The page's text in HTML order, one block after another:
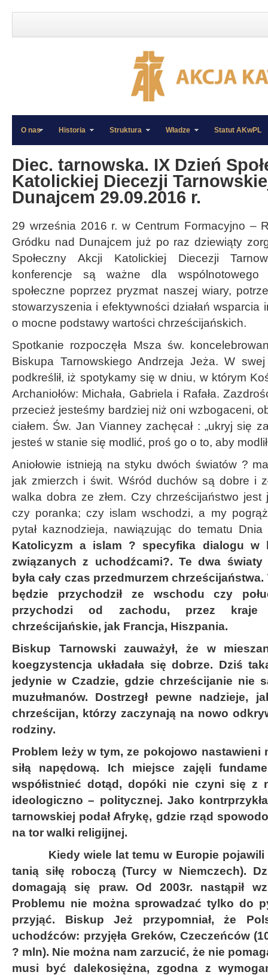
»
»
O nas Historia Struktura Władze Statut AKwPL
Diec. tarnowska. IX Dzień
Katolickiej Diecezji
Dunajcem 29.09.2016 r.
29 września 2016 r. w Centrum Formacyjno –
Gródku nad Dunajcem już po raz dziewiąty
Społeczny Akcji Katolickiej Diecezji
konferencje są ważne dla
społeczne poprzez pryzmat naszej wiary,
stowarzyszenia i efektywności działań wsparcia
o mocne podstawy wartości chrześcijańskich.
Spotkanie rozpoczęła Msza św.
Biskupa Tarnowskiego Andrzeja Jeża. W
podkreślił, iż spotykamy się w dniu, w którym
Archaniołów: Michała, Gabriela i Rafała.
przecież jesteśmy bardziej niż oni wzbogaceni,
ciałem. Św. Jan Vianney zachęcał : „ukryj się
jesteś w stanie się modlić, proś go o to, aby
Aniołowie istnieją na styku dwóch światów ?
jak zmierzch i świt. Wśród duchów są dobre i
walka dobra ze złem. Czy chrześcijaństwo
czy poranka; czy islam wschodzi, a my
pytał kaznodzieja, nawiązując do tematu
Katolicyzm a islam ? specyfika dialogu w
związanych z uchodźcami?. Te dwa
była cały czas przedmurzem
będzie przychodził ze wschodu czy
przychodzi od zachodu, przez kraje
chrześcijańskie, jak Francja, Hiszpania.
Biskup Tarnowski zauważył, że w
koegzystencja układała się dobrze. Dziś
jedynie w Czadzie, gdzie chrześcijanie nie
muzułmanów. Dostrzegł pewne nadzieje,
chrześcijan, którzy zaczynają na nowo
rodziny.
Problem leży w tym, ze pokojowo nastawieni
siłą napędową. Ich miejsce zajęli
współistnieć dotąd, dopóki nie czyni się z
ideologiczno – politycznej. Jako
tarnowskiej podał Afrykę, gdzie rząd
na tor walki religijnej.
Kiedy wiele lat temu w Europie pojawili
tanią siłę roboczą (Turcy w Niemczech).
domagają się praw. Od 2003r. nastąpił
Problemu nie można sprowadzać tylko do
przyjąć. Biskup Jeż przypomniał, że
uchodźców: przyjęła Greków, Czeczeńców
? mln). Nie można nam zarzucić, że nie
musi być dalekosiężna, zgodna z